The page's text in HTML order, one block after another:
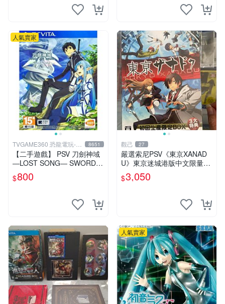
人氣賣家
TVGAME360 恐龍電玩-台
中店
8651
【二手遊戲】 PSV 刀劍神域
―LOST SONG― SWORD A
RT ONLINE 中文版【台中恐
龍電玩】
$800
觀己 27
嚴選索尼PSV《東京XANAD
U》東京迷城港版中文限量收
藏，全新未拆封 東京迷城 游
戲卡 收藏品
$3,050
人氣賣家